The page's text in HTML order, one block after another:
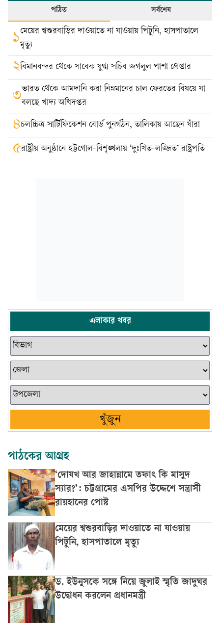
পঠিত সর্বশেষ
১মেয়ের শ্বশুরবাড়ির দাওয়াতে না যাওয়ায় পিটুনি, হাসপাতালে
মৃত্যু
২বিমানবন্দর থেকে সাবেক যুগ্ম সচিব জগলুল পাশা গ্রেপ্তার
৩ভারত থেকে আমদানি করা নিম্নমানের চাল ফেরতের বিষয়ে যা
বলছে খাদ্য অধিদপ্তর
৪চলচ্চিত্র সার্টিফিকেশন বোর্ড পুনর্গঠন, তালিকায় আছেন যাঁরা
৫রাষ্ট্রীয় অনুষ্ঠানে হট্টগোল-বিশৃঙ্খলায় ‘দুঃখিত-লজ্জিত’ রাষ্ট্রপতি
এলাকার খবর
খুঁজুন
পাঠকের আগ্রহ
‘দোযখ আর জাহান্নামে তফাৎ কি মাসুদ
স্যার?’: চট্টগ্রামের এসপির উদ্দেশে সন্ত্রাসী
রায়হানের পোস্ট
মেয়ের শ্বশুরবাড়ির দাওয়াতে না যাওয়ায়
পিটুনি, হাসপাতালে মৃত্যু
ড. ইউনূসকে সঙ্গে নিয়ে জুলাই স্মৃতি জাদুঘর
উদ্বোধন করলেন প্রধানমন্ত্রী